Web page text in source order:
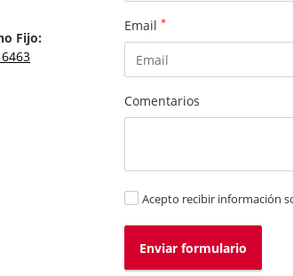
Fijo:
Email *
Comentarios
Acepto recibir información
Enviar formulario